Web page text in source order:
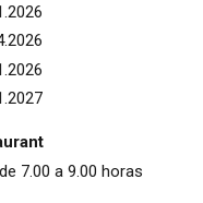
7.00 a 9.00 horas